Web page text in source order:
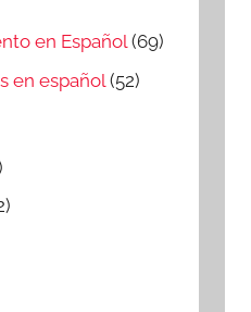
en Español (69)
en español (52)